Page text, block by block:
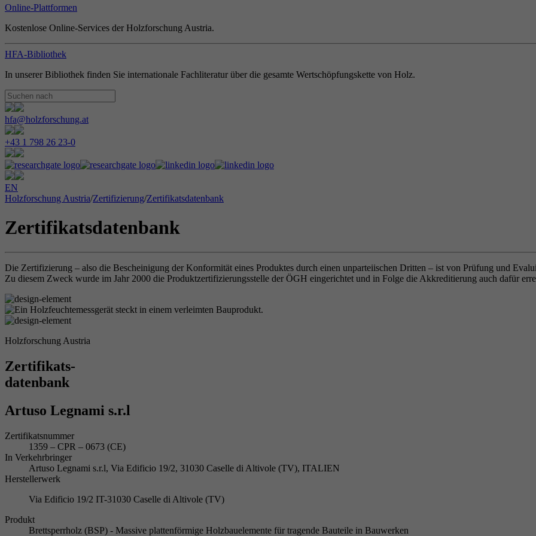
Online-Plattformen
Kostenlose Online-Services der Holzforschung Austria.
HFA-Bibliothek
In unserer Bibliothek finden Sie internationale Fachliteratur über die gesamte Wertschöpfungskette von Holz.
hfa@holzforschung.at
+43 1 798 26 23-0
EN
Holzforschung Austria/Zertifizierung/Zertifikatsdatenbank
Zertifikatsdatenbank
Die Zertifizierung – also die Bescheinigung der Konformität eines Produktes durch einen unparteiischen Dritten – ist von Prüfung und
Zu diesem Zweck wurde im Jahr 2000 die Produktzertifizierungsstelle der ÖGH eingerichtet und in Folge die Akkreditierung auch dafür
Holzforschung Austria
Zertifikats-
datenbank
Artuso Legnami s.r.l
Zertifikatsnummer
1359 – CPR – 0673 (CE)
In Verkehrbringer
Artuso Legnami s.r.l, Via Edificio 19/2, 31030 Caselle di Altivole (TV), ITALIEN
Herstellerwerk
Via Edificio 19/2 IT-31030 Caselle di Altivole (TV)
Produkt
Brettsperrholz (BSP) - Massive plattenförmige Holzbauelemente für tragende Bauteile in Bauwerken